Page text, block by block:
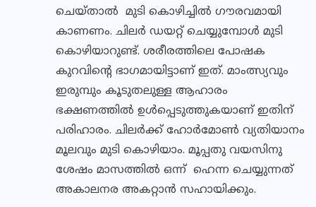
ചെയ്താല്‍ മുടി കൊഴിച്ചില്‍ ഗൗരവമായി
കാണണം. ചിലര്‍ ഡയറ്റ് ചെയ്യുമ്പോള്‍ മുടി
കൊഴിയാറുണ്ട്. ശരീരത്തിലെ പോഷക
കുറവിന്റെ ഭാഗമായിട്ടാണ് ഇത്. മാംത്സ്യവും
ഇരുമ്പും കൂടുതലുള്ള ആഹാരം
ഭക്ഷണത്തില്‍ ഉള്‍പ്പെടുത്തുകയാണ് ഇതിന്
പരിഹാരം. ചിലര്‍ക്ക് ഹോര്‍മോണ്‍ വ്യതിയാനം
മൂലവും മുടി കൊഴിയാം. മൂപ്പതു വയസിനു
ശേഷം മാസത്തില്‍ ഒന്ന് ഹെന്ന ചെയ്യുന്നത്
അകാലനര അകറ്റാന്‍ സഹായിക്കും.